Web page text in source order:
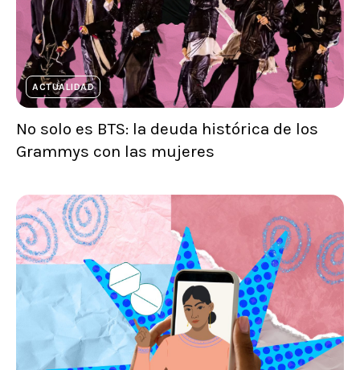
ACTUALIDAD
No solo es BTS: la deuda histórica de los
Grammys con las mujeres